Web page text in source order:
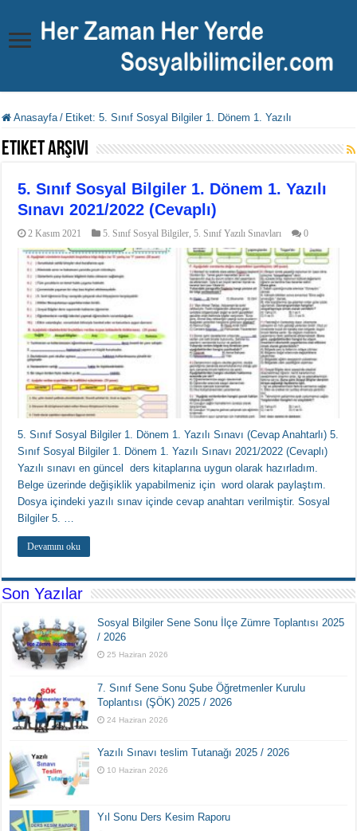
Anasayfa / Etiket:5. Sınıf Sosyal Bilgiler 1. Dönem 1. Yazılı
Etiket Arşivi
5. Sınıf Sosyal Bilgiler 1. Dönem 1. Yazılı
Sınavı 2021/2022 (Cevaplı)
2 Kasım 2021 5. Sınıf Sosyal Bilgiler ,5. Sınıf Yazılı Sınavları 0
5. Sınıf Sosyal Bilgiler 1. Dönem 1. Yazılı Sınavı (Cevap Anahtarlı) 5.
Sınıf Sosyal Bilgiler 1. Dönem 1. Yazılı Sınavı 2021/2022 (Cevaplı)
Yazılı sınavı en güncel ders kitaplarına uygun olarak hazırladım.
Belge üzerinde değişiklik yapabilmeniz için word olarak paylaştım.
Dosya içindeki yazılı sınav içinde cevap anahtarı verilmiştir. Sosyal
Bilgiler 5. …
Devamını oku
Son Yazılar
Sosyal Bilgiler Sene Sonu İlçe Zümre Toplantısı 2025
/ 2026
25 Haziran 2026
7. Sınıf Sene Sonu Şube Öğretmenler Kurulu
Toplantısı (ŞÖK) 2025 / 2026
24 Haziran 2026
Yazılı Sınavı teslim Tutanağı 2025 / 2026
10 Haziran 2026
Yıl Sonu Ders Kesim Raporu